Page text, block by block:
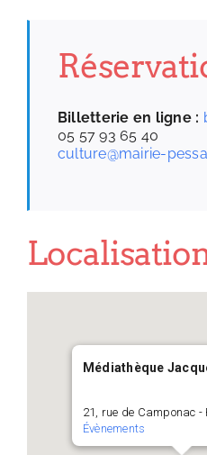
Billetterie en ligne :
05 57 93 65 40
culture@mairie-
Médiathèque
21, rue de Camponac -
Évènements